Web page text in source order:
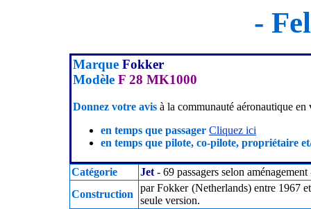
-
Marque Fokker
Modèle F 28 MK1000
Donnez votre avis à la communauté aéronautique en
en temps que passager Cliquez ici
en temps que pilote, co-pilote, propriétaire
Catégorie Jet - 69 passagers selon
Construction
par Fokker (Netherlands) entre 1967
seule version.